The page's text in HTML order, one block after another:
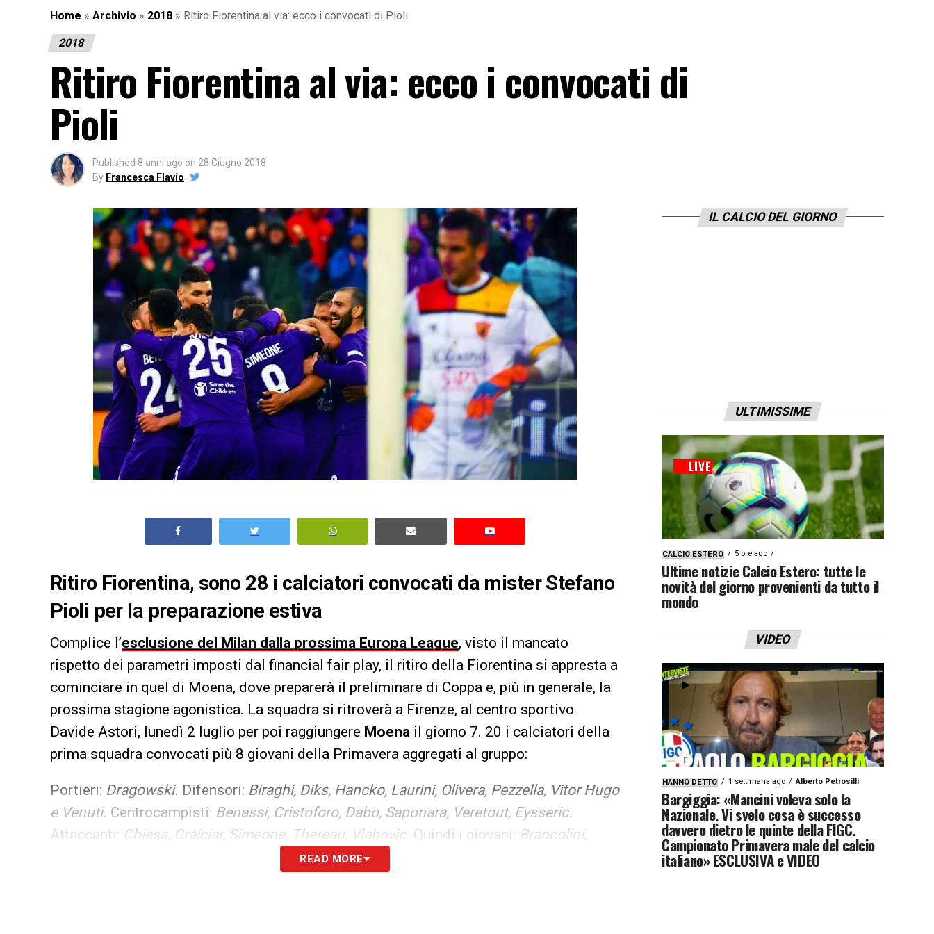
Home » Archivio » 2018 » Ritiro Fiorentina al via: ecco i convocati di Pioli
2018
Ritiro Fiorentina al via: ecco i convocati di
Pioli
Published 8 anni ago on 28 Giugno 2018
By Francesca Flavio
Ritiro Fiorentina, sono 28 i calciatori convocati da mister Stefano
Pioli per la preparazione estiva
Complice l’esclusione del Milan dalla prossima Europa League, visto il mancato
rispetto dei parametri imposti dal financial fair play, il ritiro della Fiorentina si appresta a
cominciare in quel di Moena, dove preparerà il preliminare di Coppa e, più in generale, la
prossima stagione agonistica. La squadra si ritroverà a Firenze, al centro sportivo
Davide Astori, lunedì 2 luglio per poi raggiungere Moena il giorno 7. 20 i calciatori della
prima squadra convocati più 8 giovani della Primavera aggregati al gruppo:
Portieri: Dragowski. Difensori: Biraghi, Diks, Hancko, Laurini, Olivera, Pezzella, Vitor Hugo
e Venuti. Centrocampisti: Benassi, Cristoforo, Dabo, Saponara, Veretout, Eysseric.
Attaccanti: Chiesa, Graiciar, Simeone, Thereau, Vlahovjc. Quindi i giovani: Brancolini,
Ghidotti, Hristov, Beloko, Meli, Gori, Sottil e Montiel.
READ MORE
IL CALCIO DEL GIORNO
ULTIMISSIME
CALCIO ESTERO 5 ore ago
Ultime notizie Calcio Estero: tutte le
novità del giorno provenienti da tutto il
mondo
VIDEO
HANNO DETTO 1 settimana ago Alberto Petrosilli
Bargiggia: «Mancini voleva solo la
Nazionale. Vi svelo cosa è successo
davvero dietro le quinte della FIGC.
Campionato Primavera male del calcio
italiano» ESCLUSIVA e VIDEO